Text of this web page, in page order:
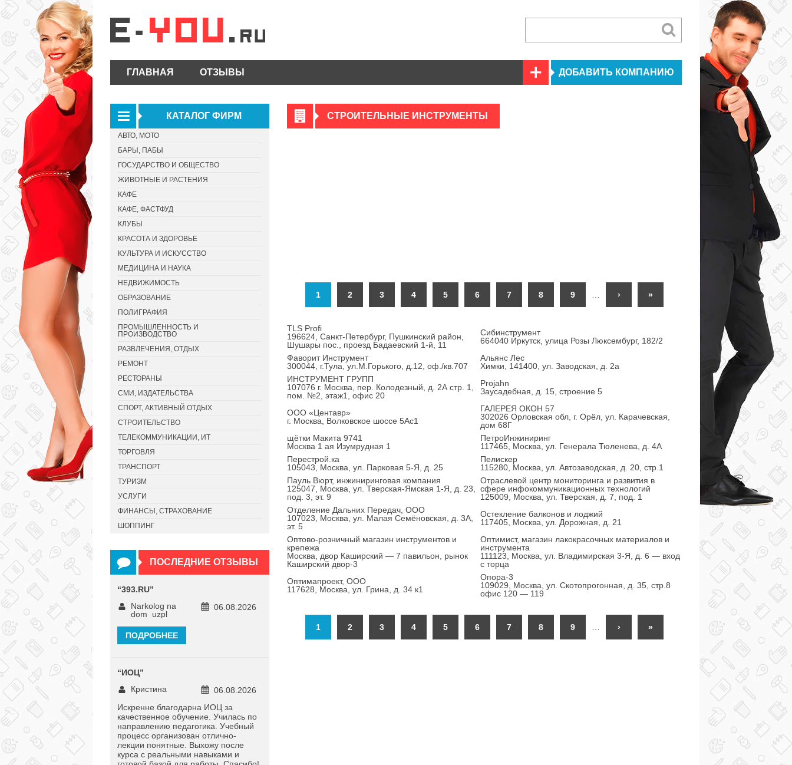
ГЛАВНАЯ ОТЗЫВЫ ДОБАВИТЬ КОМПАНИЮ
СТРОИТЕЛЬНЫЕ ИНСТРУМЕНТЫ
1 2 3 4 5 6 7 8 9 › »
TLS Profi
196624, Санкт-Петербург, Пушкинский район,
Шушары пос., проезд Бадаевский 1-й, 11
Сибинструмент
664040 Иркутск, улица Розы Люксембург, 182/2
Фаворит Инструмент
300044, г.Тула, ул.М.Горького, д.12, оф./кв.707
Альянс Лес
Химки, 141400, ул. Заводская, д. 2а
ИНСТРУМЕНТ ГРУПП
107076 г. Москва, пер. Колодезный, д. 2А стр. 1,
пом. №2, этаж1, офис 20
Projahn
Заусадебная, д. 15, строение 5
ООО «Центавр»
г. Москва, Волковское шоссе 5Ас1
ГАЛЕРЕЯ ОКОН 57
302026 Орловская обл, г. Орёл, ул. Карачевская,
дом 68Г
щётки Макита 9741
Москва 1 ая Изумрудная 1
ПетроИнжиниринг
117465, Москва, ул. Генерала Тюленева, д. 4А
Перестрой.ка
105043, Москва, ул. Парковая 5-Я, д. 25
Пелискер
115280, Москва, ул. Автозаводская, д. 20, стр.1
Пауль Вюрт, инжиниринговая компания
125047, Москва, ул. Тверская-Ямская 1-Я, д. 23,
под. 3, эт. 9
Отраслевой центр мониторинга и развития в
сфере инфокоммуникационных технологий
125009, Москва, ул. Тверская, д. 7, под. 1
Отделение Дальних Передач, ООО
107023, Москва, ул. Малая Семёновская, д. 3А,
эт. 5
Остекление балконов и лоджий
117405, Москва, ул. Дорожная, д. 21
Оптово-розничный магазин инструментов и
крепежа
Москва, двор Каширский — 7 павильон, рынок
Каширский двор-3
Оптимист, магазин лакокрасочных материалов и
инструмента
111123, Москва, ул. Владимирская 3-Я, д. 6 — вход
с торца
Оптимапроект, ООО
117628, Москва, ул. Грина, д. 34 к1
Опора-3
109029, Москва, ул. Скотопрогонная, д. 35, стр.8
офис 120 — 119
1 2 3 4 5 6 7 8 9 › »
КАТАЛОГ ФИРМ
АВТО, МОТО
БАРЫ, ПАБЫ
ГОСУДАРСТВО И ОБЩЕСТВО
ЖИВОТНЫЕ И РАСТЕНИЯ
КАФЕ
КАФЕ, ФАСТФУД
КЛУБЫ
КРАСОТА И ЗДОРОВЬЕ
КУЛЬТУРА И ИСКУССТВО
МЕДИЦИНА И НАУКА
НЕДВИЖИМОСТЬ
ОБРАЗОВАНИЕ
ПОЛИГРАФИЯ
ПРОМЫШЛЕННОСТЬ И
ПРОИЗВОДСТВО
РАЗВЛЕЧЕНИЯ, ОТДЫХ
РЕМОНТ
РЕСТОРАНЫ
СМИ, ИЗДАТЕЛЬСТВА
СПОРТ, АКТИВНЫЙ ОТДЫХ
СТРОИТЕЛЬСТВО
ТЕЛЕКОММУНИКАЦИИ, ИТ
ТОРГОВЛЯ
ТРАНСПОРТ
ТУРИЗМ
УСЛУГИ
ФИНАНСЫ, СТРАХОВАНИЕ
ШОППИНГ
ПОСЛЕДНИЕ ОТЗЫВЫ
“393.RU”
06.08.2026
Narkolog na
dom_uzpl
ПОДРОБНЕЕ
“ИОЦ”
06.08.2026
Кристина
Искренне благодарна ИОЦ за
качественное обучение. Училась по
направлению педагогика. Учебный
процесс организован отлично-
лекции понятные. Выхожу после
курса с реальными навыками и